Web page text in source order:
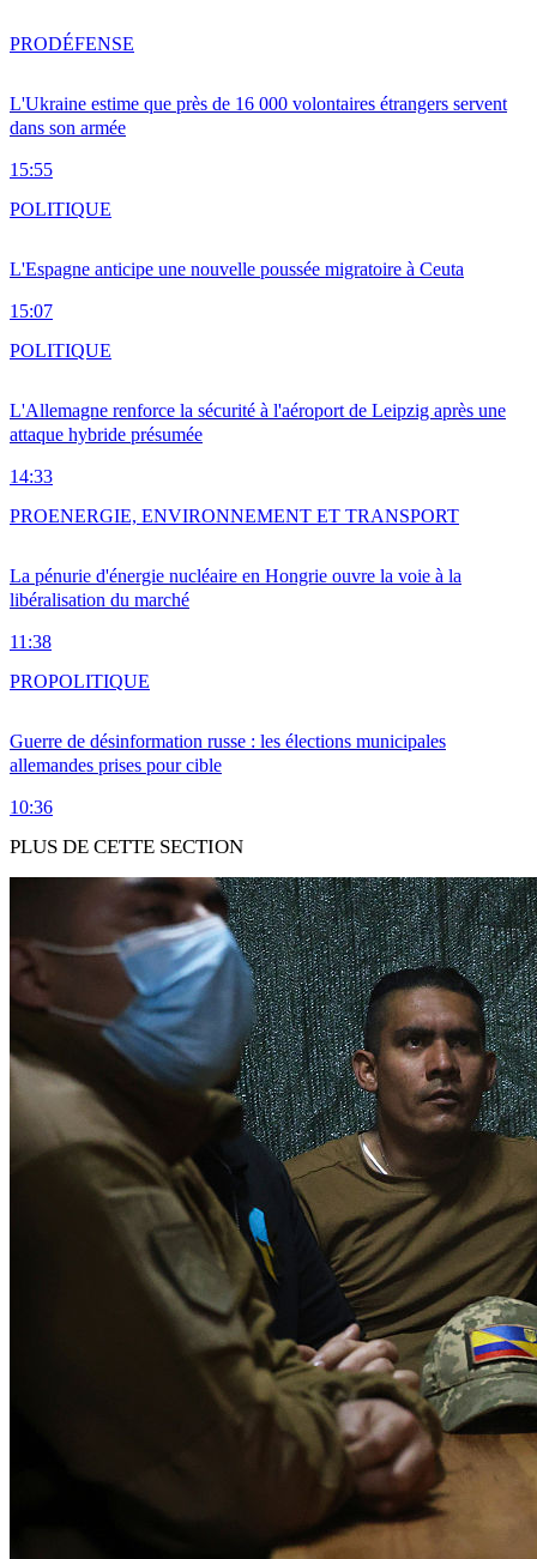
L'Ukraine estime que près de 16 000 volontaires étrangers servent
dans son armée
15:55
PRODÉFENSE
L'Espagne anticipe une nouvelle poussée migratoire à Ceuta
15:07
POLITIQUE
L'Allemagne renforce la sécurité à l'aéroport de Leipzig après une
attaque hybride présumée
14:33
POLITIQUE
La pénurie d'énergie nucléaire en Hongrie ouvre la voie à la
libéralisation du marché
11:38
PROENERGIE, ENVIRONNEMENT ET TRANSPORT
Guerre de désinformation russe : les élections municipales
allemandes prises pour cible
10:36
PROPOLITIQUE
PLUS DE CETTE SECTION